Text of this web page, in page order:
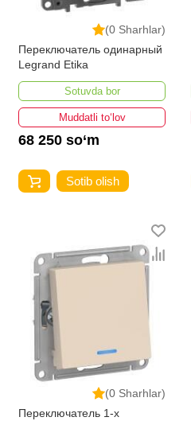
(0 Sharhlar)
Переключатель одинарный
Legrand Etika
Sotuvda bor
Muddatli to‘lov
68 250 so‘m
Sotib olish
(0 Sharhlar)
Переключатель 1-х